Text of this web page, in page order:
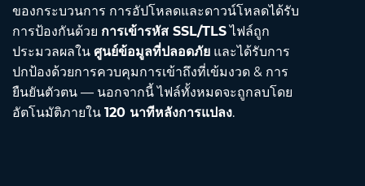
ของกระบวนการ การอัปโหลดและดาวน์โหลดได้รับ
การป้องกันด้วย การเข้ารหัส SSL/TLSไฟล์ถูก
ประมวลผลใน ศูนย์ข้อมูลที่ปลอดภัย และได้รับการ
ปกป้องด้วยการควบคุมการเข้าถึงที่เข้มงวด & การ
ยืนยันตัวตน — นอกจากนี้ ไฟล์ทั้งหมดจะถูกลบโดย
อัตโนมัติภายใน 120 นาทีหลังการแปลง.